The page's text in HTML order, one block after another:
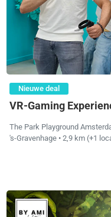
Nieuwe deal
VR-Gaming
The Park Playground
's-Gravenhage • 2,9 km (+1